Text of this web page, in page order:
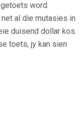
word.
al die mutasies in
duisend dollar kos.
toets, jy kan sien